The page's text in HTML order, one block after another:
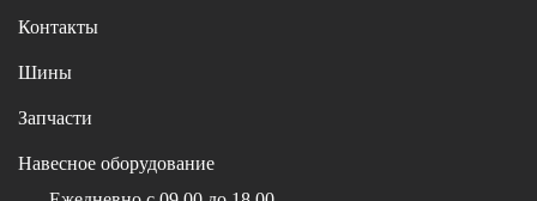
Контакты
Шины
Запчасти
Навесное оборудование